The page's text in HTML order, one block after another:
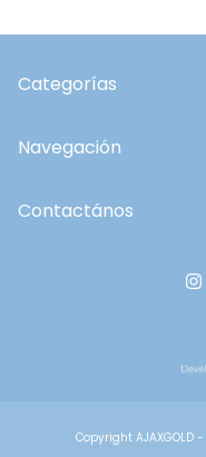
Categorías
Navegación
Contactános
Copyright AJAXGOLD